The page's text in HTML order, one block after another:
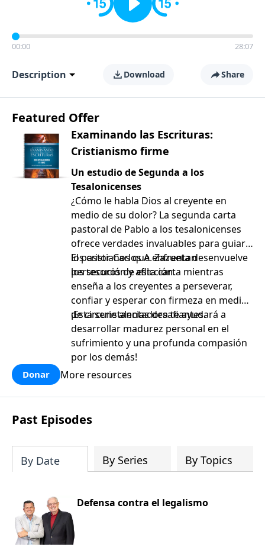
00:00 28:07
Description Download Share
Featured Offer
Examinando las Escrituras:
Cristianismo firme
Un estudio de Segunda a los
Tesalonicenses
¿Cómo le habla Dios al creyente en
medio de su dolor? La segunda carta
pastoral de Pablo a los tesalonicenses
ofrece verdades invaluables para guiar a
los cristianos que enfrentan
persecución y aflicción.
El pastor Carlos A. Zazueta desenvuelve
los tesoros de esta carta mientras
enseña a los creyentes a perseverar,
confiar y esperar con firmeza en medio
de circunstancias desafiantes.
¡Esta serie alentadora te ayudará a
desarrollar madurez personal en el
sufrimiento y una profunda compasión
por los demás!
Donar More resources
Past Episodes
By Date By Series By Topics
Defensa contra el legalismo